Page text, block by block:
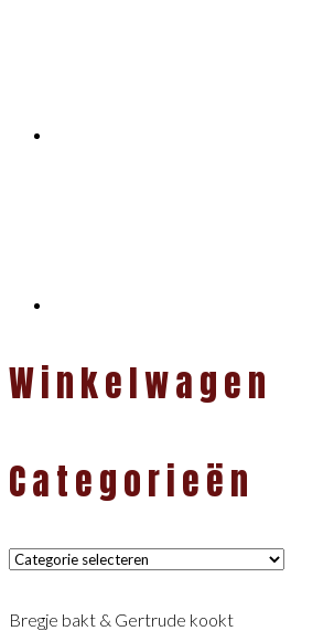
Winkelwagen
Categorieën
Categorieën
Bregje bakt & Gertrude kookt